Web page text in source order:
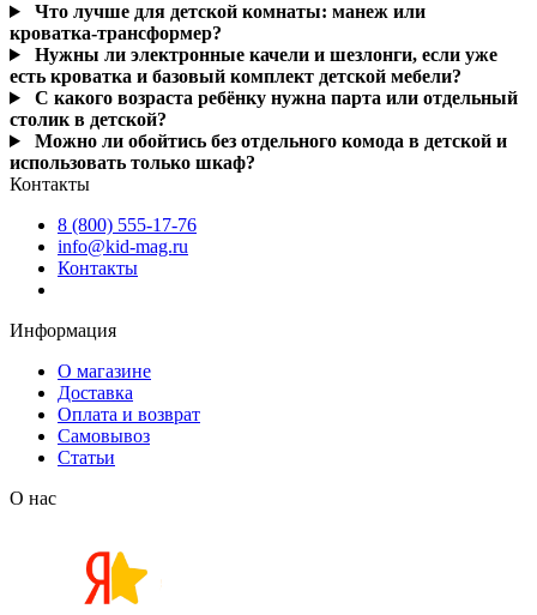
Что лучше для детской комнаты: манеж или
кроватка‑трансформер?
Нужны ли электронные качели и шезлонги, если уже
есть кроватка и базовый комплект детской мебели?
С какого возраста ребёнку нужна парта или отдельный
столик в детской?
Можно ли обойтись без отдельного комода в детской и
использовать только шкаф?
Контакты
8 (800) 555-17-76
info@kid-mag.ru
Контакты
Информация
О магазине
Доставка
Оплата и возврат
Самовывоз
Статьи
О нас